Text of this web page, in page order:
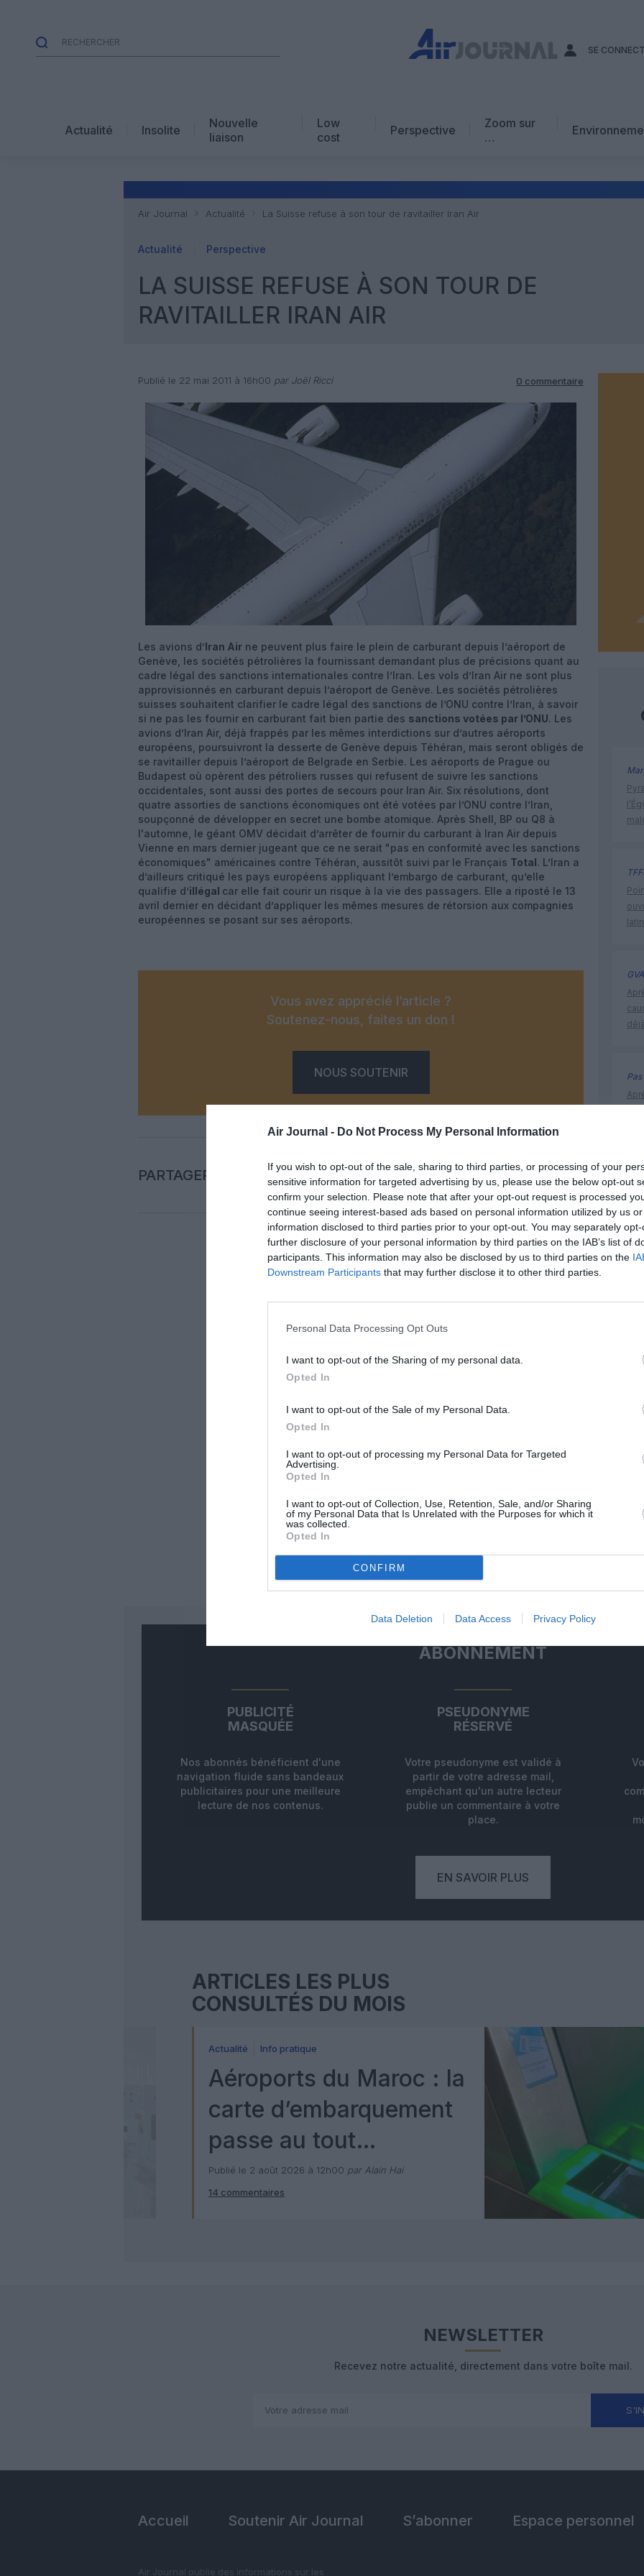
Air Journal - Do Not Process My Personal Information
If you wish to opt-out of the sale, sharing to third parties, or processing of your
sensitive information for targeted advertising by us, please use the below opt-out
confirm your selection. Please note that after your opt-out request is processed
continue seeing interest-based ads based on personal information utilized by us
information disclosed to third parties prior to your opt-out. You may separately
further disclosure of your personal information by third parties on the IAB’s list of
participants. This information may also be disclosed by us to third parties on the
Downstream Participants that may further disclose it to other third parties.
Personal Data Processing Opt Outs
I want to opt-out of the Sharing of my personal data.
Opted In
I want to opt-out of the Sale of my Personal Data.
Opted In
I want to opt-out of processing my Personal Data for Targeted
Advertising.
Opted In
I want to opt-out of Collection, Use, Retention, Sale, and/or Sharing
of my Personal Data that Is Unrelated with the Purposes for which it
was collected.
Opted In
CONFIRM
Data Deletion Data Access Privacy Policy
SE
Actualité Insolite
Nouvelle
liaison
Low
cost
Perspective
Zoom sur
…
Air Journal Actualité La Suisse refuse à son tour de ravitailler Iran Air
Actualité Perspective
LA SUISSE REFUSE À SON TOUR DE
RAVITAILLER IRAN AIR
Publié le 22 mai 2011 à 16h00 par Joël Ricci 0 commentaire
Les avions d’Iran Air ne peuvent plus faire le plein de carburant depuis l’aéroport de
Genève, les sociétés pétrolières la fournissant demandant plus de précisions quant au
cadre légal des sanctions internationales contre l’Iran. Les vols d’Iran Air ne sont plus
approvisionnés en carburant depuis l’aéroport de Genève. Les sociétés pétrolières
suisses souhaitent clarifier le cadre légal des sanctions de l’ONU contre l’Iran, à savoir
si ne pas les fournir en carburant fait bien partie des sanctions votées par l’ONU. Les
avions d’Iran Air, déjà frappés par les mêmes interdictions sur d’autres aéroports
européens, poursuivront la desserte de Genève depuis Téhéran, mais seront obligés de
se ravitailler depuis l’aéroport de Belgrade en Serbie. Les aéroports de Prague ou
Budapest où opèrent des pétroliers russes qui refusent de suivre les sanctions
occidentales, sont aussi des portes de secours pour Iran Air. Six résolutions, dont
quatre assorties de sanctions économiques ont été votées par l’ONU contre l’Iran,
soupçonné de développer en secret une bombe atomique. Après Shell, BP ou Q8 à
l'automne, le géant OMV décidait d’arrêter de fournir du carburant à Iran Air depuis
Vienne en mars dernier jugeant que ce ne serait "pas en conformité avec les sanctions
économiques" américaines contre Téhéran, aussitôt suivi par le Français Total. L’Iran a
d’ailleurs critiqué les pays européens appliquant l’embargo de carburant, qu’elle
qualifie d’illégal car elle fait courir un risque à la vie des passagers. Elle a riposté le 13
avril dernier en décidant d’appliquer les mêmes mesures de rétorsion aux compagnies
européennes se posant sur ses aéroports.
Vous avez apprécié l’article ?
Soutenez-nous, faites un don !
NOUS SOUTENIR
PARTAGER L'ARTICLE
FacebookTwitter PinterestLinkedInEmail Print
Aucun commentaire !
LAISSER UN COMMENTAIRE
Iran Air
ABONNEMENT
PUBLICITÉ
MASQUÉE
Nos abonnés bénéficient d'une
navigation fluide sans bandeaux
publicitaires pour une meilleure
lecture de nos contenus.
PSEUDONYME
RÉSERVÉ
Votre pseudonyme est validé à
partir de votre adresse mail,
empêchant qu'un autre lecteur
publie un commentaire à votre
place.
EN SAVOIR PLUS
ARTICLES LES PLUS
CONSULTÉS DU MOIS
Actualité Info pratique
Aéroports du Maroc : la
carte d’embarquement
passe au tout
numérique avec Pax
Check
Publié le 2 août 2026 à 12h00 par Alain Hai
14 commentaires
NEWSLETTER
Recevez notre actualité, directement dans votre boîte mail.
Accueil Soutenir Air Journal S’abonner Espace personnel